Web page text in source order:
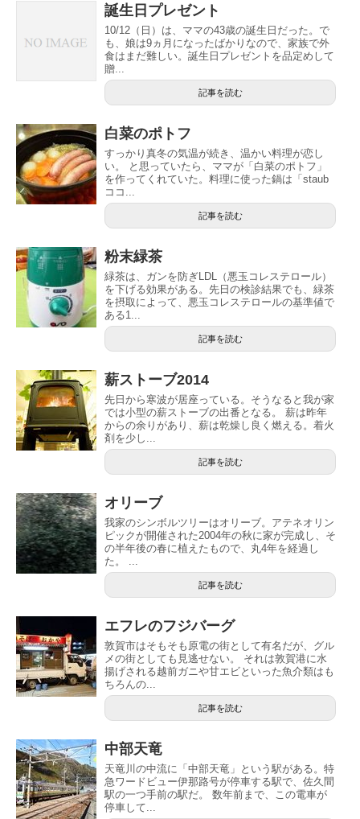
誕生日プレゼント
10/12（日）は、ママの43歳の誕生日だった。で
も、娘は9ヵ月になったばかりなので、家族で外
食はまだ難しい。誕生日プレゼントを品定めして
贈...
記事を読む
白菜のポトフ
すっかり真冬の気温が続き、温かい料理が恋し
い。 と思っていたら、ママが「白菜のポトフ」
を作ってくれていた。料理に使った鍋は「staub
ココ...
記事を読む
粉末緑茶
緑茶は、ガンを防ぎLDL（悪玉コレステロール）
を下げる効果がある。先日の検診結果でも、緑茶
を摂取によって、悪玉コレステロールの基準値で
ある1...
記事を読む
薪ストーブ2014
先日から寒波が居座っている。そうなると我が家
では小型の薪ストーブの出番となる。 薪は昨年
からの余りがあり、薪は乾燥し良く燃える。着火
剤を少し...
記事を読む
オリーブ
我家のシンボルツリーはオリーブ。アテネオリン
ピックが開催された2004年の秋に家が完成し、そ
の半年後の春に植えたもので、丸4年を経過し
た。 ...
記事を読む
エフレのフジバーグ
敦賀市はそもそも原電の街として有名だが、グル
メの街としても見逃せない。 それは敦賀港に水
揚げされる越前ガニや甘エビといった魚介類はも
ちろんの...
記事を読む
中部天竜
天竜川の中流に「中部天竜」という駅がある。特
急ワードビュー伊那路号が停車する駅で、佐久間
駅の一つ手前の駅だ。 数年前まで、この電車が
停車して...